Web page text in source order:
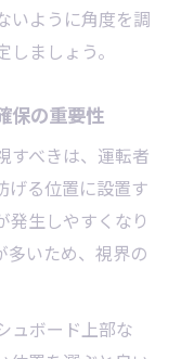
いように角度を調
ましょう。
保の重要性
すべきは、運転者
げる位置に設置す
発生しやすくなり
多いため、視界の
ュボード上部な